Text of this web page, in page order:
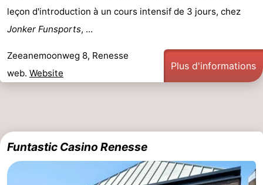
leçon d'introduction à un cours intensif de 3 jours, chez
Jonker Funsports, ...
Zeeanemoonweg 8, Renesse
web. Website
Plus d'informations
Funtastic Casino Renesse